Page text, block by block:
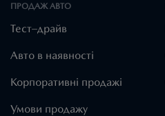
ПРОДАЖ АВТО
Тест–драйв
Авто в наявності
Корпоративні продажі
Умови продажу